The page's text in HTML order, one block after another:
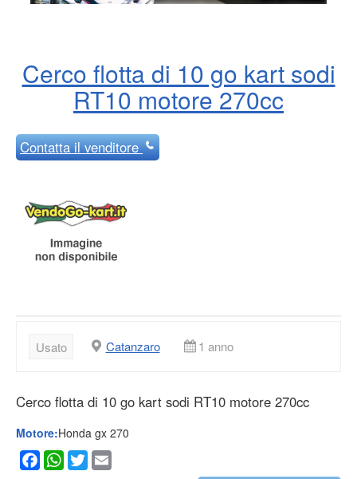
Cerco flotta di 10 go kart sodi
RT10 motore 270cc
Contattail venditore
Usato Catanzaro 1 anno
Cerco flotta di 10 go kart sodi RT10 motore 270cc
Motore:Honda gx 270
Facebook
WhatsApp
Twitter